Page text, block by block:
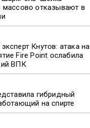
массово отказывают в
Кнутов: атака на
Fire Point ослабила
ВПК
гибридный
на спирте